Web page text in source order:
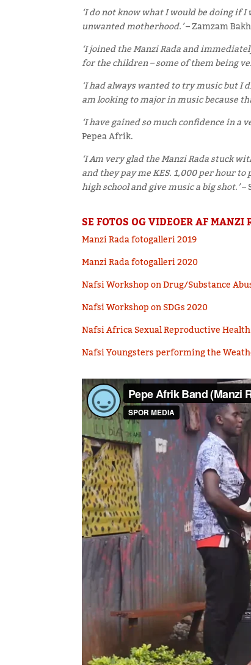
‘I do not know what I would be doing
unwanted motherhood.’– Zamzam
‘I joined the Manzi Rada and
for the children – some of them being
‘I had always wanted to try music but
am looking to major in music because
‘I have gained so much confidence in
Pepea Afrik.
‘I Am very glad the Manzi Rada stuck
and they pay me KES. 1,000 per hour
high school and give music a big shot.’–
SE FOTOS OG VIDEOER AF
Manzi Rada fotogalleri 2019
Manzi Rada fotogalleri 2020
Nafsi Workshop on Drug/Substance
Nafsi Workshop on SDGs 2020
Nafsi Africa Sexual Reproductive
Nafsi Youngsters performing the